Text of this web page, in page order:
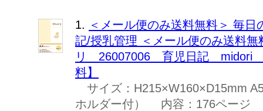
1. ＜メール便のみ送料無料＞ 毎
記/授乳管理 ＜メール便のみ送料
リ 26007006 育児日記 midori
料】
サイズ：H215×W160×D15mm
ホルダー付） 内容：176ページ